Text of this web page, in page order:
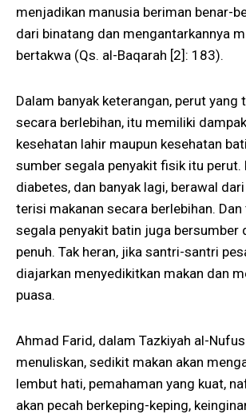
menjadikan manusia beriman benar-
dari binatang dan mengantarkannya
bertakwa (Qs. al-Baqarah [2]: 183).
Dalam banyak keterangan, perut yang
secara berlebihan, itu memiliki
kesehatan lahir maupun kesehatan
sumber segala penyakit fisik itu perut.
diabetes, dan banyak lagi, berawal
terisi makanan secara berlebihan. Dan
segala penyakit batin juga bersumber
penuh. Tak heran, jika santri-santri
diajarkan menyedikitkan makan dan
puasa.
Ahmad Farid, dalam Tazkiyah al-
menuliskan, sedikit makan akan
lembut hati, pemahaman yang kuat,
akan pecah berkeping-keping,